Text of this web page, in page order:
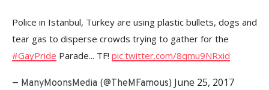
Police in Istanbul, Turkey are using plastic bullets, dogs and
tear gas to disperse crowds trying to gather for the
#GayPride Parade... TF! pic.twitter.com/8qmu9NRxid
— ManyMoonsMedia (@TheMFamous) June 25, 2017